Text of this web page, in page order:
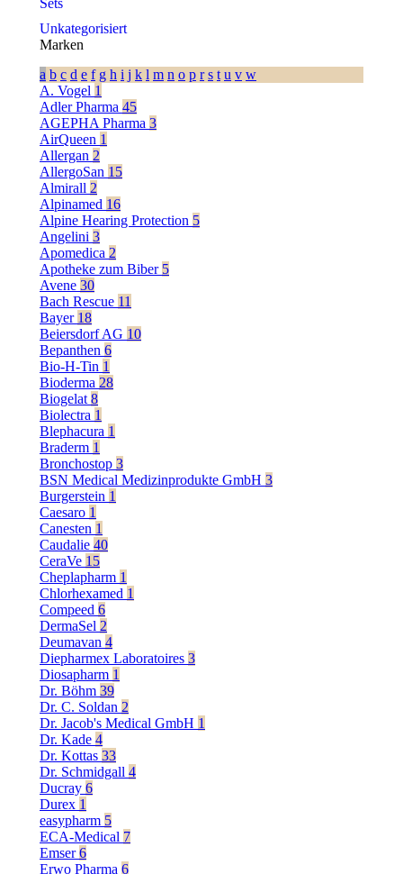
Unkategorisiert
Marken
a b c d e f g h i j k l m n o p r s t u v w
A. Vogel 1
Adler Pharma 45
AGEPHA Pharma 3
AirQueen 1
Allergan 2
AllergoSan 15
Almirall 2
Alpinamed 16
Alpine Hearing Protection 5
Angelini 3
Apomedica 2
Apotheke zum Biber 5
Avene 30
Bach Rescue 11
Bayer 18
Beiersdorf AG 10
Bepanthen 6
Bio-H-Tin 1
Bioderma 28
Biogelat 8
Biolectra 1
Blephacura 1
Braderm 1
Bronchostop 3
BSN Medical Medizinprodukte GmbH 3
Burgerstein 1
Caesaro 1
Canesten 1
Caudalie 40
CeraVe 15
Cheplapharm 1
Chlorhexamed 1
Compeed 6
DermaSel 2
Deumavan 4
Diepharmex Laboratoires 3
Diosapharm 1
Dr. Böhm 39
Dr. C. Soldan 2
Dr. Jacob's Medical GmbH 1
Dr. Kade 4
Dr. Kottas 33
Dr. Schmidgall 4
Ducray 6
Durex 1
easypharm 5
ECA-Medical 7
Emser6
Erwo Pharma 6